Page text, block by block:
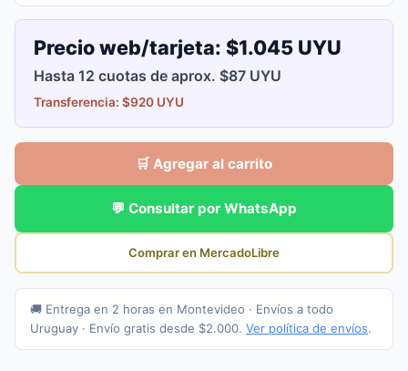
Precio web/tarjeta: $1.045 UYU
Hasta 12 cuotas de aprox. $87 UYU
Transferencia: $920 UYU
🛒 Agregar al carrito
💬 Consultar por WhatsApp
Comprar en MercadoLibre
🚚 Entrega en 2 horas en Montevideo · Envíos a todo
Uruguay · Envío gratis desde $2.000. Ver política de envíos.